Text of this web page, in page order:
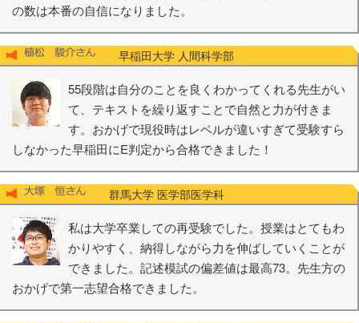
の数は本番の自信になりました。
早稲田大学 人間科学部
55段階は自分のことを良くわかってくれる先生がい
て、テキストを繰り返すことで自然と力が付きま
す。おかげで現役時はレベルが違いすぎて受験すら
しなかった早稲田にE判定から合格できました！
群馬大学 医学部医学科
私は大学卒業しての再受験でした。授業はとてもわ
かりやすく、納得しながら力を伸ばしていくことが
できました。記述模試の偏差値は最高73。先生方の
おかげで第一志望合格できました。